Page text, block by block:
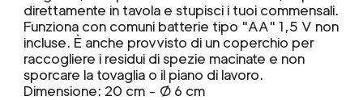
direttamente in tavola e stupisci i tuoi commensali.
Funziona con comuni batterie tipo "AA" 1,5 V non
incluse. È anche provvisto di un coperchio per
raccogliere i residui di spezie macinate e non
sporcare la tovaglia o il piano di lavoro.
Dimensione: 20 cm - Ø 6 cm